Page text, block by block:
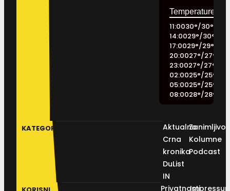
11:0030°/30°
14:0029°/30°
17:0029°/29°
20:0027°/27°
23:0027°/27°
02:0025°/25°
05:0025°/25°
08:0028°/28°
KATEGORIJE
Aktualno
Crna
kronika
DuList
IN
Kolumne
Podcast
Privatnosti